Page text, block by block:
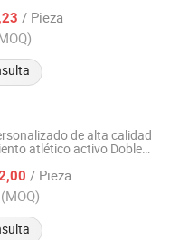
damas
/ Pieza
de alta calidad
atlético activo Doble
deportivo de running
cortos
/ Pieza
(MOQ)
Ltd.
2019